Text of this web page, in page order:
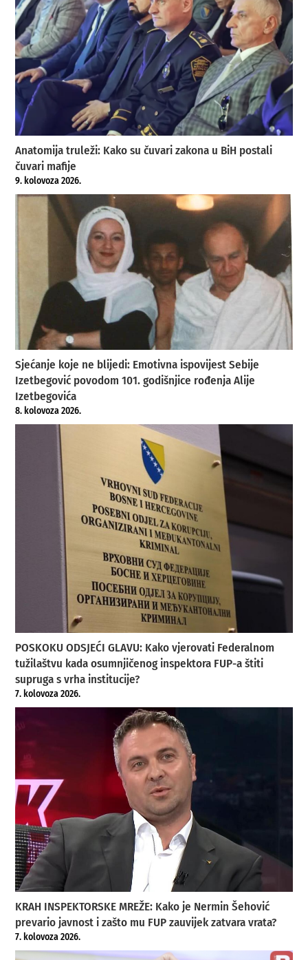
Anatomija truleži: Kako su čuvari zakona u BiH postali
čuvari mafije
9. kolovoza 2026.
Sjećanje koje ne blijedi: Emotivna ispovijest Sebije
Izetbegović povodom 101. godišnjice rođenja Alije
Izetbegovića
8. kolovoza 2026.
POSKOKU ODSJEĆI GLAVU: Kako vjerovati Federalnom
tužilaštvu kada osumnjičenog inspektora FUP-a štiti
supruga s vrha institucije?
7. kolovoza 2026.
KRAH INSPEKTORSKE MREŽE: Kako je Nermin Šehović
prevario javnost i zašto mu FUP zauvijek zatvara vrata?
7. kolovoza 2026.